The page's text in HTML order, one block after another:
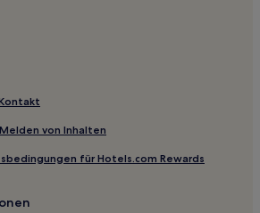
von Inhalten
für Hotels.com Rewards